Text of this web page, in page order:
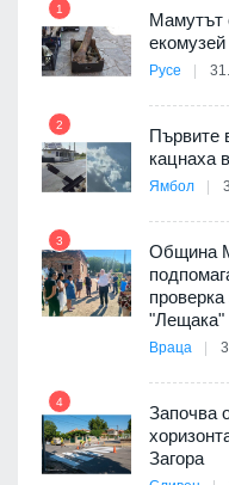
1
Мамутът
екомузей
Русе
2
Първите
кацнаха
Ямбол
3
Община
"Лещака"
Враца
4
Започва
Загора